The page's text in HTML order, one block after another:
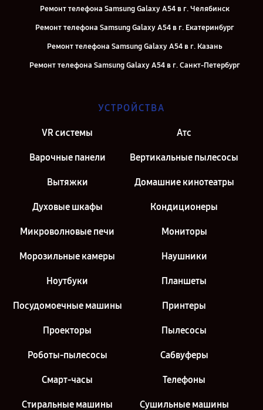
Ремонт телефона Samsung Galaxy A54 в г. Челябинск
Ремонт телефона Samsung Galaxy A54 в г. Екатеринбург
Ремонт телефона Samsung Galaxy A54 в г. Казань
Ремонт телефона Samsung Galaxy A54 в г. Санкт-Петербург
УСТРОЙСТВА
VR системы Атс
Варочные панели Вертикальные пылесосы
Вытяжки Домашние кинотеатры
Духовые шкафы Кондиционеры
Микроволновые печи Мониторы
Морозильные камеры Наушники
Ноутбуки Планшеты
Посудомоечные машины Принтеры
Проекторы Пылесосы
Роботы-пылесосы Сабвуферы
Смарт-часы Телефоны
Стиральные машины Сушильные машины